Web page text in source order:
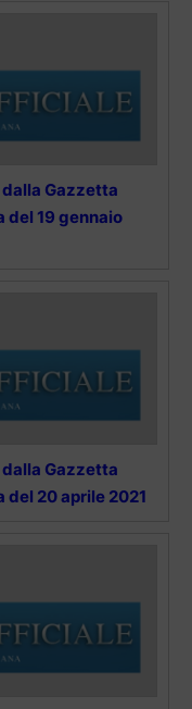
Gazzetta
del 19 gennaio
Gazzetta
20 aprile 2021